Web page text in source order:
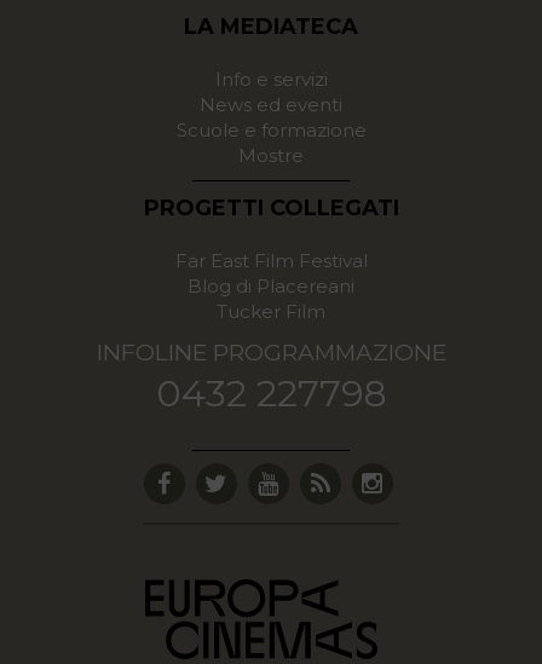
LA MEDIATECA
Info e servizi
News ed eventi
Scuole e formazione
Mostre
PROGETTI COLLEGATI
Far East Film Festival
Blog di Placereani
Tucker Film
INFOLINE PROGRAMMAZIONE
0432 227798